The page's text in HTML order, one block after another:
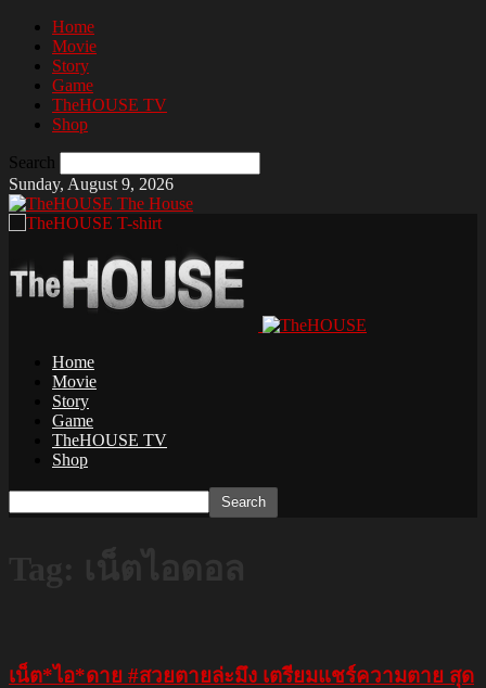
Home
Movie
Story
Game
TheHOUSE TV
Shop
Search
Sunday, August 9, 2026
The House
Home
Movie
Story
Game
TheHOUSE TV
Shop
เน็ต*ไอ*ดาย #สวยตายล่ะมึง เตรียมแชร์ความตาย สุด